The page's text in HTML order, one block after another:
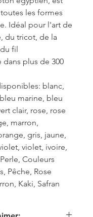
les formes
Idéal pour l'art de
du tricot, de la
fil
plus de 300
blanc,
marine, bleu
clair, rose, rose
marron,
gris, jaune,
violet, ivoire,
Couleurs
Pêche, Rose
Kaki, Safran